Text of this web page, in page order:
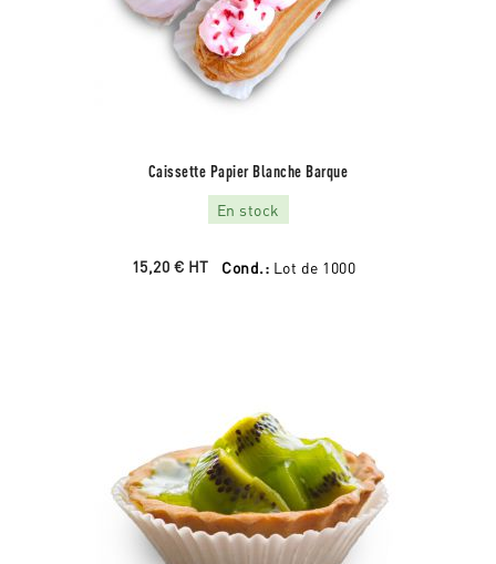
Caissette Papier Blanche Barque
En stock
15,20 € HT Cond.: Lot de 1000